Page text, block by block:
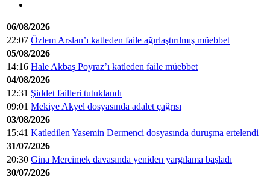
06/08/2026
22:07 Özlem Arslan’ı katleden faile ağırlaştırılmış müebbet
05/08/2026
14:16 Hale Akbaş Poyraz’ı katleden faile müebbet
04/08/2026
12:31 Şiddet failleri tutuklandı
09:01 Mekiye Akyel dosyasında adalet çağrısı
03/08/2026
15:41 Katledilen Yasemin Dermenci dosyasında duruşma ertelendi
31/07/2026
20:30 Gina Mercimek davasında yeniden yargılama başladı
30/07/2026